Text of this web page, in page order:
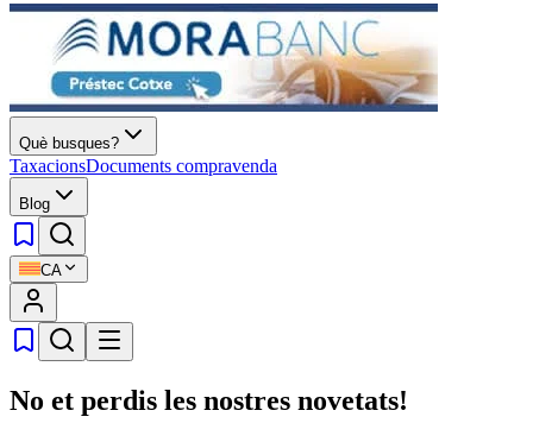
Què busques?
TaxacionsDocuments compravenda
Blog
CA
No et perdis les nostres novetats!